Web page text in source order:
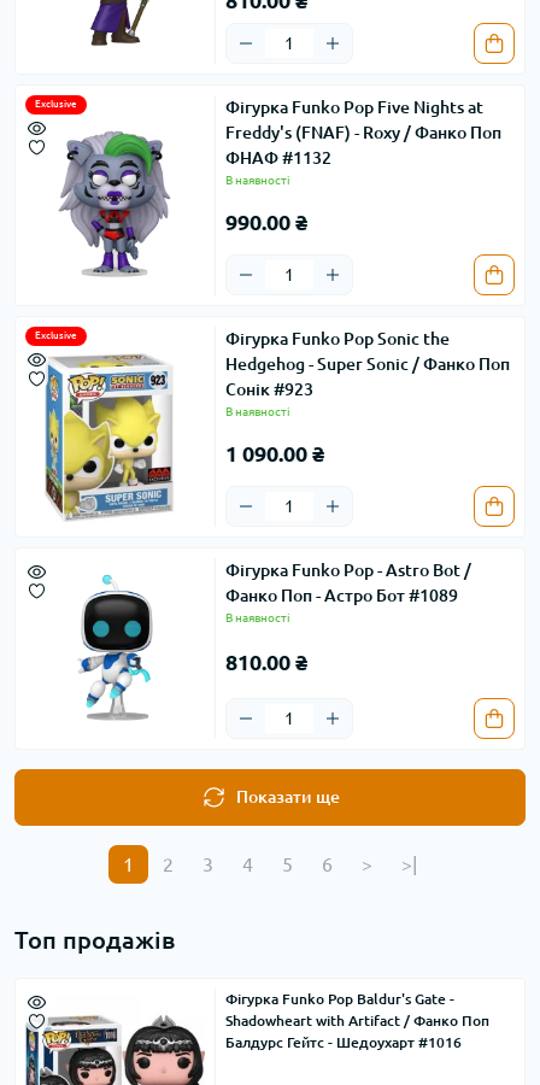
Exclusive
Фігурка Funko Pop Five Nights at
Freddy's (FNAF) - Roxy / Фанко Поп
ФНАФ #1132
В наявності
990.00 ₴
Exclusive
Фігурка Funko Pop Sonic the
Hedgehog - Super Sonic / Фанко Поп
Сонік #923
В наявності
1 090.00 ₴
Фігурка Funko Pop - Astro Bot /
Фанко Поп - Астро Бот #1089
В наявності
810.00 ₴
Показати ще
1 2 3 4 5 6 > >|
Топ продажів
Фігурка Funko Pop Baldur's Gate -
Shadowheart with Artifact / Фанко Поп
Балдурс Гейтс - Шедоухарт #1016